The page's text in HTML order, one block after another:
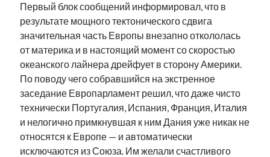
Первый блок сообщений информировал, что в
результате мощного тектонического сдвига
значительная часть Европы внезапно откололась
от материка и в настоящий момент со скоростью
океанского лайнера дрейфует в сторону Америки.
По поводу чего собравшийся на экстренное
заседание Европарламент решил, что даже чисто
технически Португалия, Испания, Франция, Италия
и нелогично примкнувшая к ним Дания уже никак не
относятся к Европе — и автоматически
исключаются из Союза. Им желали счастливого